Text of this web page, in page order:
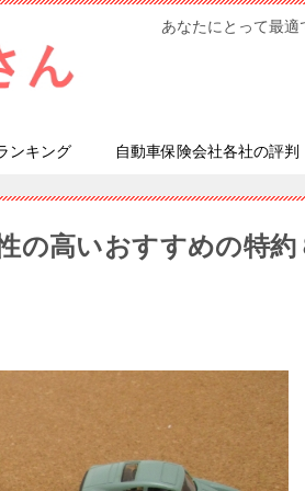
あなたにとって最適
ンキング 自動車保険会社各社の評判
の高いおすすめの特約